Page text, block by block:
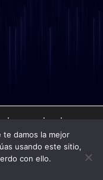
experiencia en
utilizamos o
te damos la mejor
usando este sitio,
con ello.